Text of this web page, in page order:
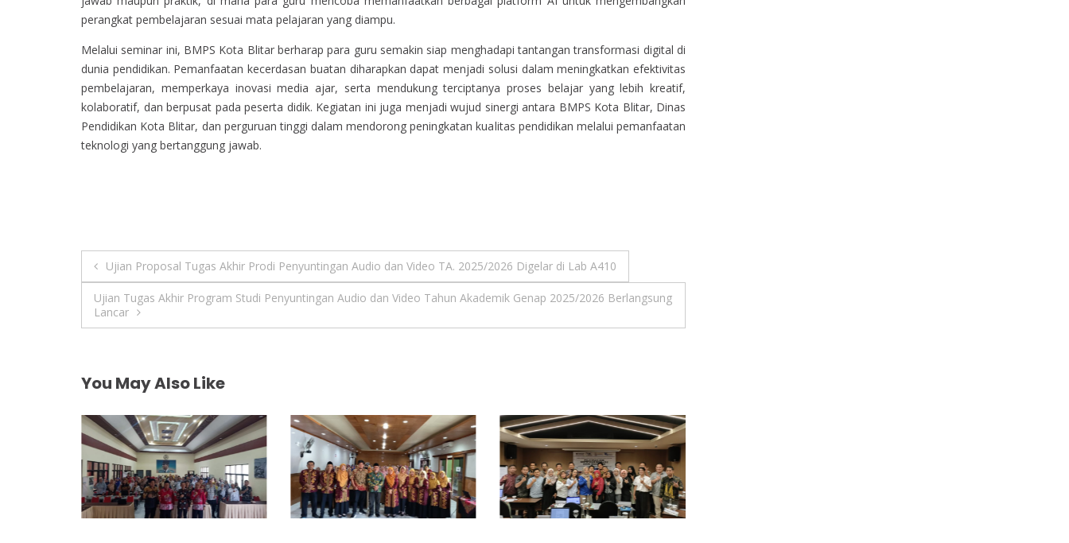
perangkat pembelajaran sesuai mata pelajaran yang diampu.
Melalui seminar ini, BMPS Kota Blitar berharap para guru semakin siap menghadapi tantangan transformasi digital di
dunia pendidikan. Pemanfaatan kecerdasan buatan diharapkan dapat menjadi solusi dalam meningkatkan efektivitas
pembelajaran, memperkaya inovasi media ajar, serta mendukung terciptanya proses belajar yang lebih kreatif,
kolaboratif, dan berpusat pada peserta didik. Kegiatan ini juga menjadi wujud sinergi antara BMPS Kota Blitar, Dinas
Pendidikan Kota Blitar, dan perguruan tinggi dalam mendorong peningkatan kualitas pendidikan melalui pemanfaatan
teknologi yang bertanggung jawab.
Navigasi
pos
Ujian Proposal Tugas Akhir Prodi Penyuntingan Audio dan Video TA. 2025/2026 Digelar di Lab A410
Ujian Tugas Akhir Program Studi Penyuntingan Audio dan Video Tahun Akademik Genap 2025/2026 Berlangsung
Lancar
You May Also Like